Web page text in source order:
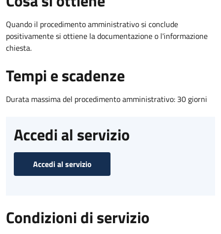
Quando il procedimento amministrativo si conclude
positivamente si ottiene la documentazione o l'informazione
chiesta.
Tempi e scadenze
Durata massima del procedimento amministrativo: 30 giorni
Accedi al servizio
Accedi al servizio
Condizioni di servizio